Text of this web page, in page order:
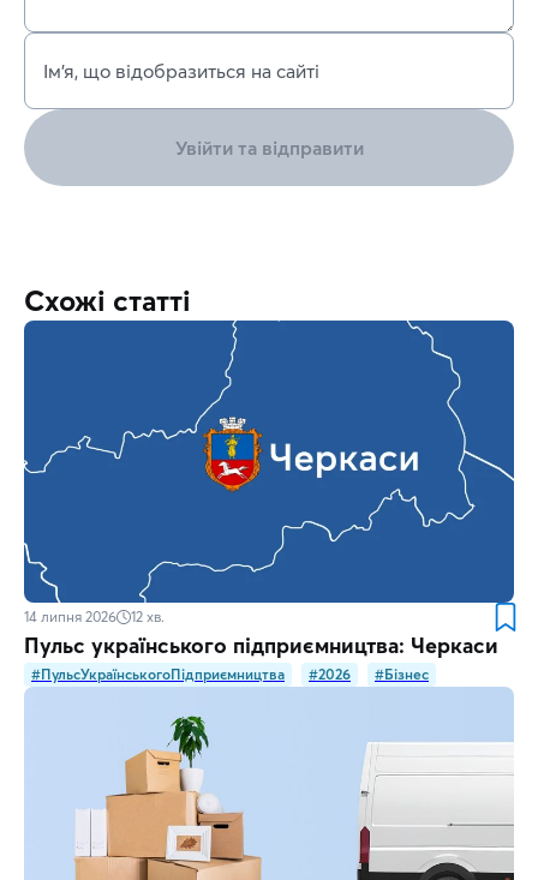
Ім’я, що відобразиться на сайті
Увійти та відправити
Схожі статті
14 липня 2026 12 хв.
Пульс українського підприємництва: Черкаси
#ПульсУкраїнськогоПідприємництва #2026 #Бізнес